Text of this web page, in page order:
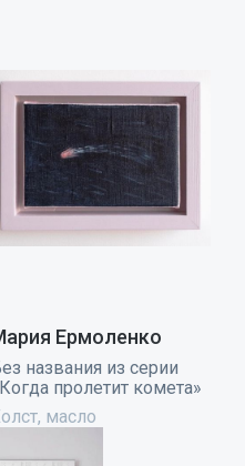
Ермоленко
названия из серии
пролетит комета»
масло